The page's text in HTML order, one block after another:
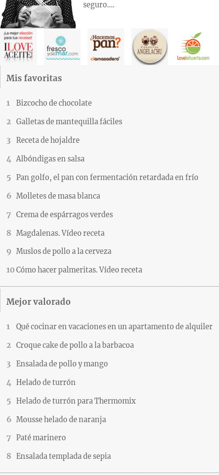
seguro….
Mis favoritas
Bizcocho de chocolate
Galletas de mantequilla fáciles
Receta de hojaldre
Albóndigas en salsa
Pan golfo, el pan con fermentación retardada en frío
Molletes de masa blanca
Crema de espárragos verdes
Magdalenas. Vídeo receta
Muslos de pollo a la cerveza
Cómo hacer palmeritas. Vídeo receta
Mejor valorado
Qué cocinar en vacaciones en un apartamento de alquiler
Croque cake de pollo a la barbacoa
Ensalada de pollo y mango
Helado de turrón
Helado de turrón para Thermomix
Mousse helado de naranja
Paté marinero
Ensalada templada de sepia